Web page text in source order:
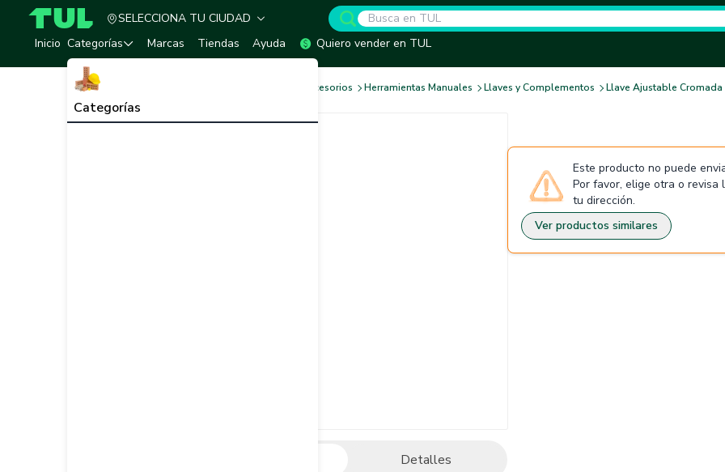
TUL - Tu Marketplace de Construcción
SELECCIONA TU CIUDAD
Inicio Categorías
Categorías
Marcas Tiendas Ayuda Quiero vender en TUL
Herramientas, Equipos y Accesorios Herramientas Manuales Llaves y Complementos Llave Ajustable Cromada
Detalles
Este producto no puede
Por favor, elige otra o revisa
tu dirección.
Ver productos similares